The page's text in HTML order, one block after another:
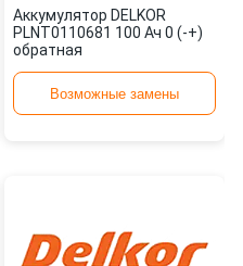
Аккумулятор DELKOR
PLNT0110681 100 Ач 0 (-+)
обратная
Возможные замены